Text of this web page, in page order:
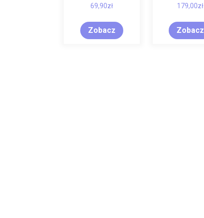
69,90zł
Zobacz
179,00zł
Zobacz